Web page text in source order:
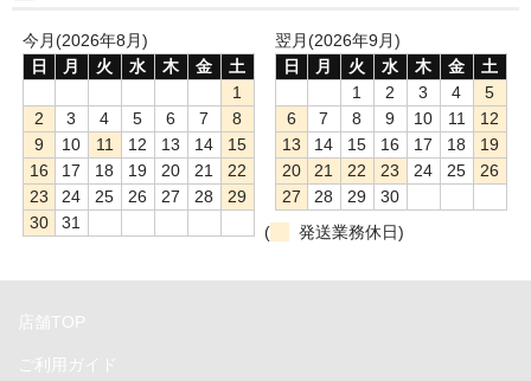
RebDrive／FireRack
Lin4NeuroプリインストールPC
Shaffner
1URack2Mini
PCIe拡張ボックス
GPU拡張ボックス
今月(2026年8月)
日
月 火 水 木 金
土
1
2
3 4 5 6 7
8
9
10 11 12 13 14
15
16
17 18 19 20 21
22
23
24 25 26 27 28
29
30
31
翌月(2026年9月)
日
月 火 水 木 金
土
1
2 3 4
5
6
7 8 9 10 11
12
13
14 15 16 17 18
19
20
21 22 23 24 25
26
27
28 29
30
(
発送業務休日)
店舗TOP
ご利用ガイド